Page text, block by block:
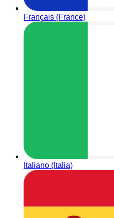
Français (France)
Italiano (Italia)